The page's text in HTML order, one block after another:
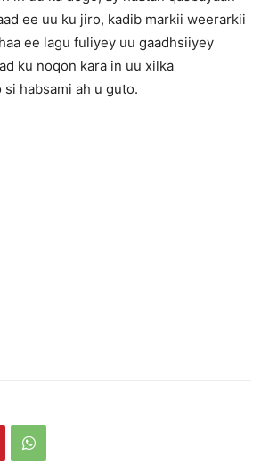
ee uu ku jiro, kadib markii weerarkii
ee lagu fuliyey uu gaadhsiiyey
ku noqon kara in uu xilka
habsami ah u guto.